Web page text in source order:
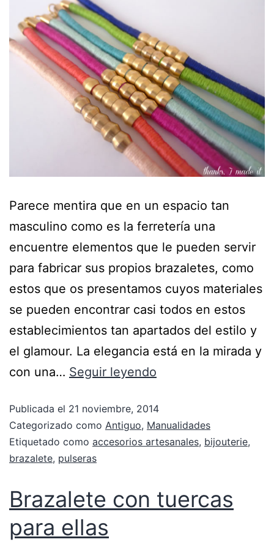
Parece mentira que en un espacio tan
masculino como es la ferretería una
encuentre elementos que le pueden servir
para fabricar sus propios brazaletes, como
estos que os presentamos cuyos materiales
se pueden encontrar casi todos en estos
establecimientos tan apartados del estilo y
el glamour. La elegancia está en la mirada y
con una… Seguir leyendo
Publicada el 21 noviembre, 2014
Categorizado como Antiguo, Manualidades
Etiquetado como accesorios artesanales, bijouterie,
brazalete, pulseras
Brazalete con tuercas
para ellas